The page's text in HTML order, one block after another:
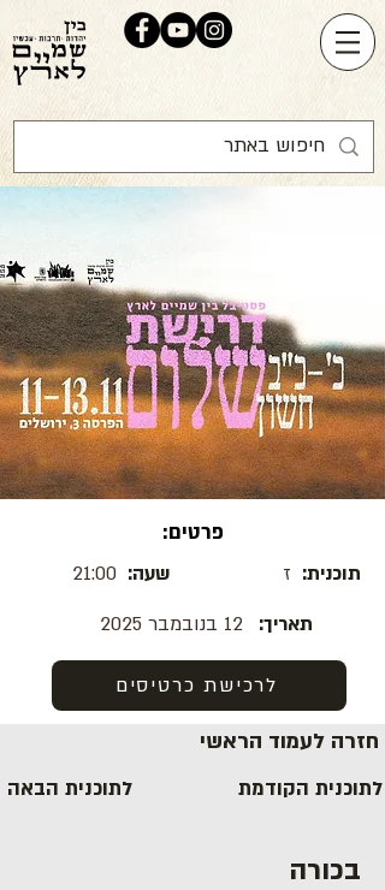
פרטים:
21:00 שעה: ז תוכנית:
12 בנובמבר 2025
תאריך:
לרכישת כרטיסים
חזרה לעמוד הראשי
לתוכנית הבאה לתוכנית הקודמת
בכורה